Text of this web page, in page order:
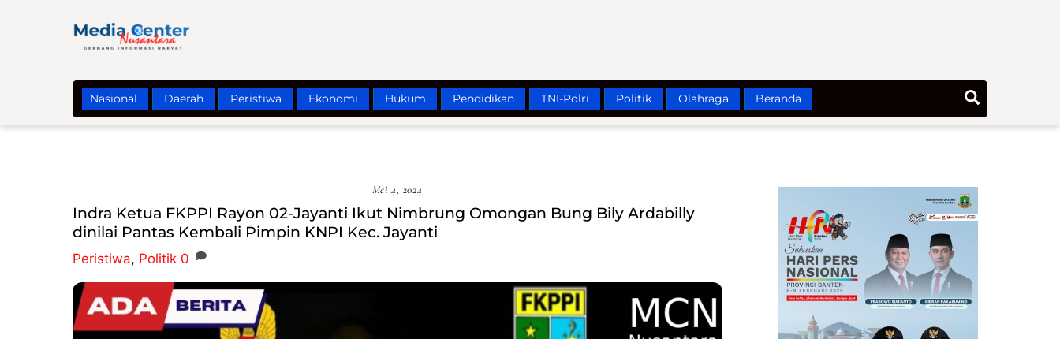
Nasional Daerah Peristiwa Ekonomi Hukum Pendidikan TNI-Polri Politik Olahraga Beranda
Mei 4, 2024
Indra Ketua FKPPI Rayon 02-Jayanti Ikut Nimbrung Omongan Bung Bily Ardabilly
dinilai Pantas Kembali Pimpin KNPI Kec. Jayanti
Peristiwa, Politik 0